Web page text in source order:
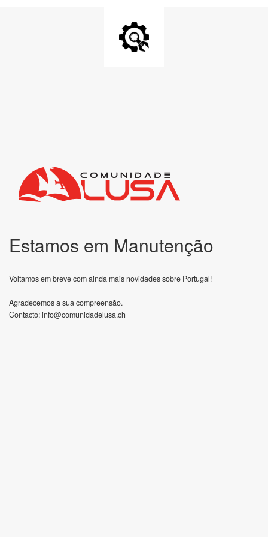
Estamos em Manutenção
Voltamos em breve com ainda mais novidades sobre Portugal!
Agradecemos a sua compreensão.
Contacto:info@comunidadelusa.ch